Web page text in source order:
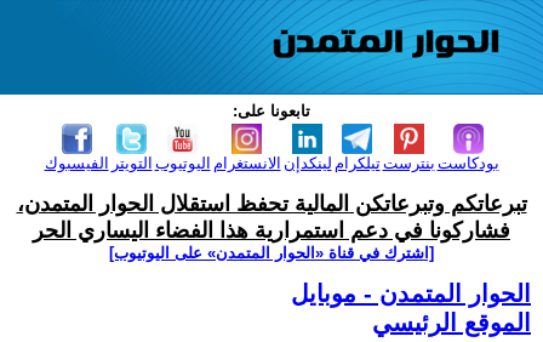
تابعونا على:
الفيسبوك التويتر اليوتيوب الانستغرام لينكدإن تيلكرامبنترست بودكاست
تبرعاتكم وتبرعاتكن المالية تحفظ استقلال الحوار المتمدن،
فشاركونا في دعم استمرارية هذا الفضاء اليساري الحر
[اشترك في قناة ‫«الحوار المتمدن» على اليوتيوب]
الحوار المتمدن - موبايل
الموقع الرئيسي